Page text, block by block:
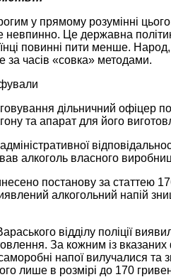
у прямому розумінні
невпинно. Це державна
повинні пити менше.
за часів «совка» методами.
дільничний офіцер
та апарат для його
алкоголь власного
постанову за статтею
алкогольний напій
відділу поліції
За кожним із вказаних
напої вилучалися та
лише в розмірі до 170